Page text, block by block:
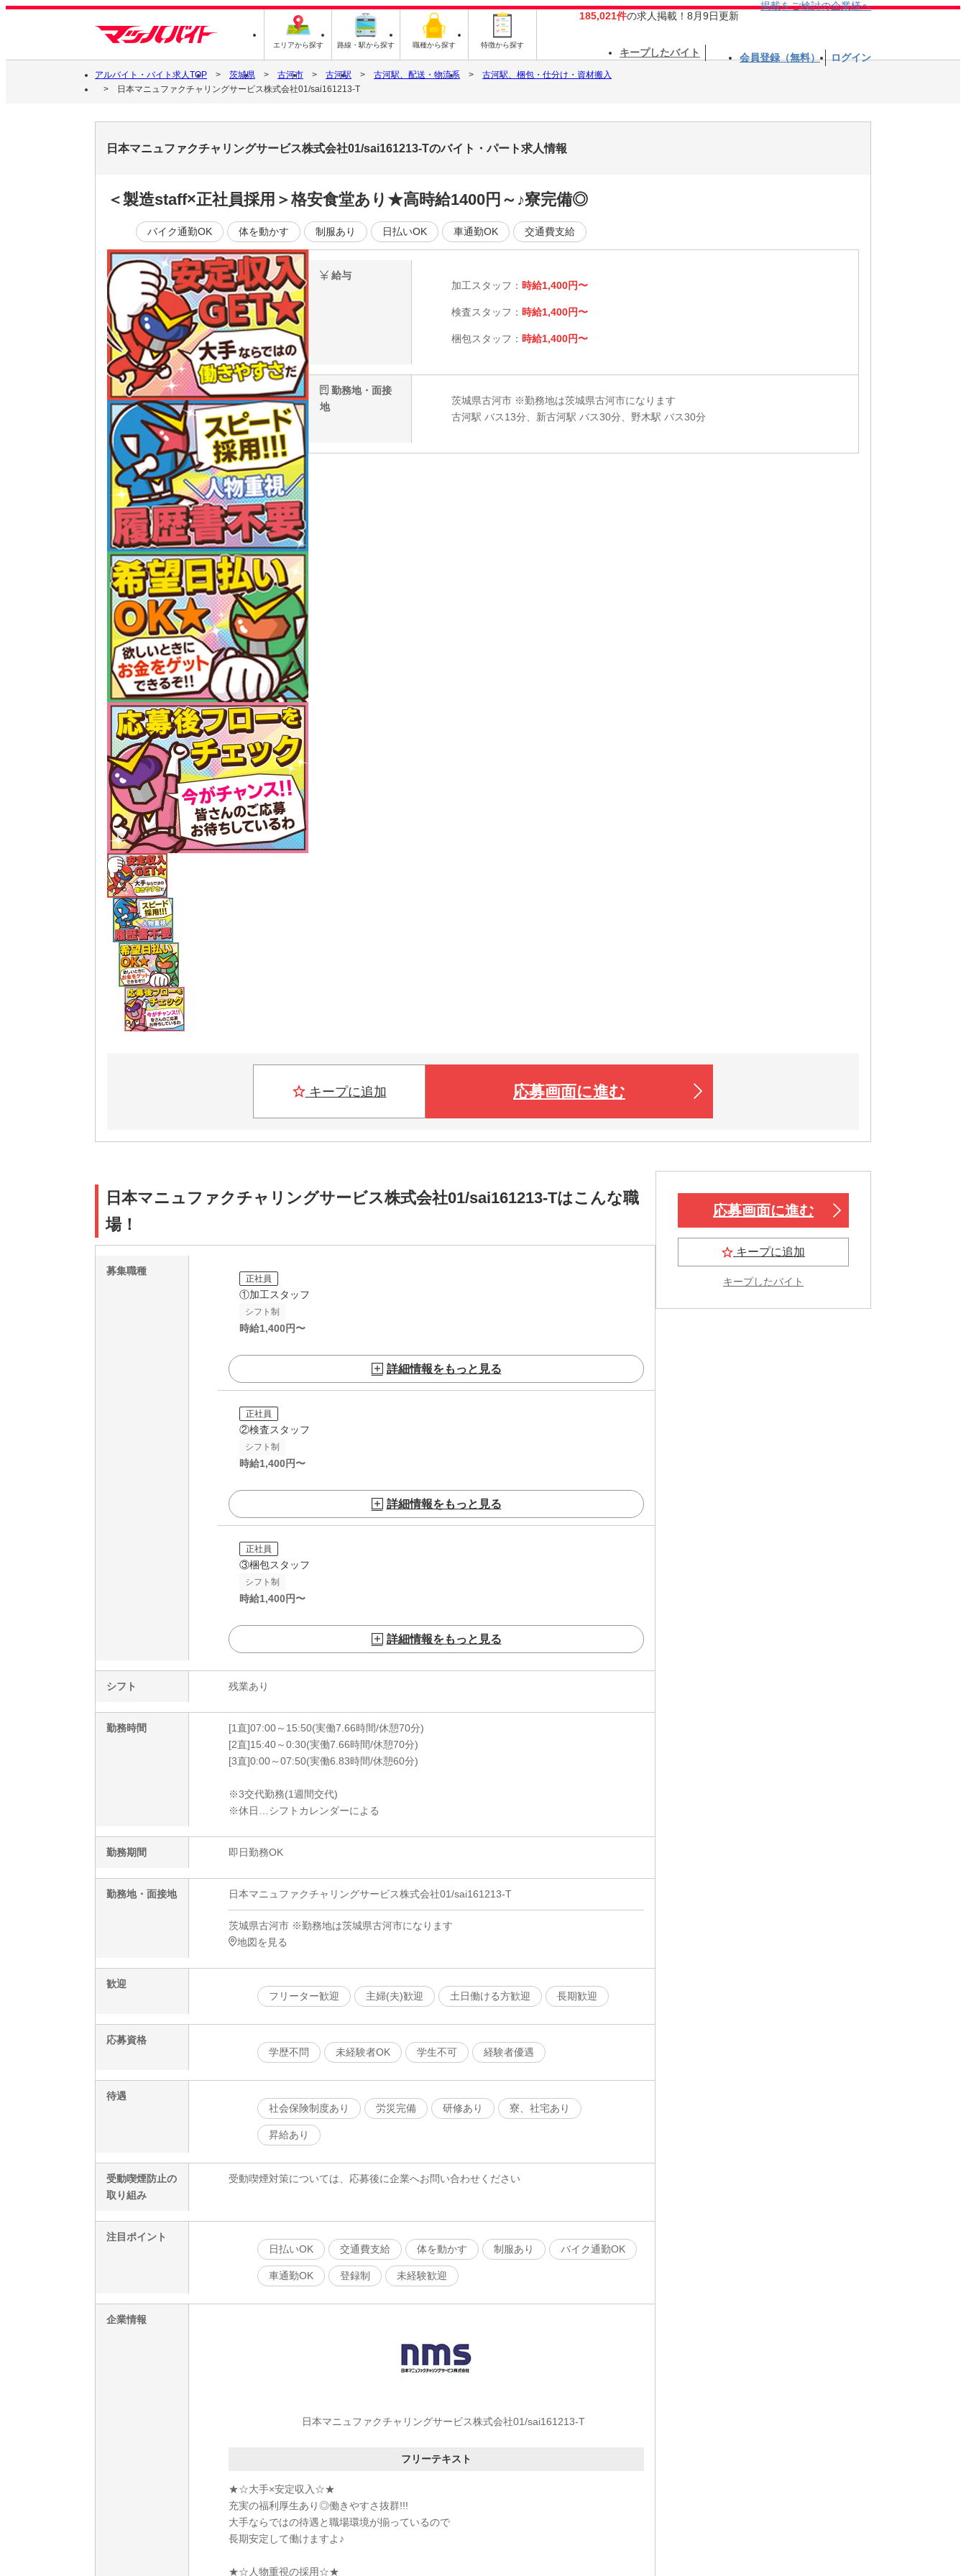
エリアから探す 路線・駅から探す 職種から探す 特徴から探す
185,021件の求人掲載！8月9日更新
掲載をご検討の企業様へ
キープしたバイト 会員登録（無料） ログイン
アルバイト・バイト求人TOP 茨城県 古河市 古河駅 古河駅、配送・物流系
古河駅、梱包・仕分け・資材搬入
日本マニュファクチャリングサービス株式会社01/sai161213-T
日本マニュファクチャリングサービス株式会社01/sai161213-Tのバイト・パート求人情報
＜製造staff×正社員採用＞格安食堂あり★高時給1400円～♪寮完備◎
バイク通勤OK 体を動かす 制服あり 日払いOK 車通勤OK 交通費支給
給与
加工スタッフ： 時給1,400円〜
検査スタッフ： 時給1,400円〜
梱包スタッフ： 時給1,400円〜
勤務地・面接
地
茨城県古河市 ※勤務地は茨城県古河市になります
古河駅 バス13分、新古河駅 バス30分、野木駅 バス30分
キープに追加 応募画面に進む
日本マニュファクチャリングサービス株式会社01/sai161213-Tはこんな職
場！
募集職種
正社員
①加工スタッフ
シフト制
時給1,400円〜
詳細情報をもっと見る
正社員
②検査スタッフ
シフト制
時給1,400円〜
詳細情報をもっと見る
正社員
③梱包スタッフ
シフト制
時給1,400円〜
詳細情報をもっと見る
シフト 残業あり
勤務時間
[1直]07:00～15:50(実働7.66時間/休憩70分)
[2直]15:40～0:30(実働7.66時間/休憩70分)
[3直]0:00～07:50(実働6.83時間/休憩60分)
※3交代勤務(1週間交代)
※休日…シフトカレンダーによる
勤務期間 即日勤務OK
勤務地・面接地 日本マニュファクチャリングサービス株式会社01/sai161213-T
茨城県古河市 ※勤務地は茨城県古河市になります
地図を見る
歓迎
フリーター歓迎
主婦(夫)歓迎 土日働ける方歓迎 長期歓迎
応募資格
学歴不問
未経験者OK 学生不可 経験者優遇
待遇
社会保険制度あり
労災完備 研修あり 寮、社宅あり
昇給あり
受動喫煙防止の
取り組み
受動喫煙対策については、応募後に企業へお問い合わせください
注目ポイント
日払いOK
交通費支給 体を動かす 制服あり バイク通勤OK
車通勤OK 登録制 未経験歓迎
企業情報
日本マニュファクチャリングサービス株式会社01/sai161213-T
フリーテキスト
★☆大手×安定収入☆★
充実の福利厚生あり◎働きやすさ抜群!!!
大手ならではの待遇と職場環境が揃っているので
長期安定して働けますよ♪
★☆人物重視の採用☆★
応募画面に進む
キープに追加
キープしたバイト